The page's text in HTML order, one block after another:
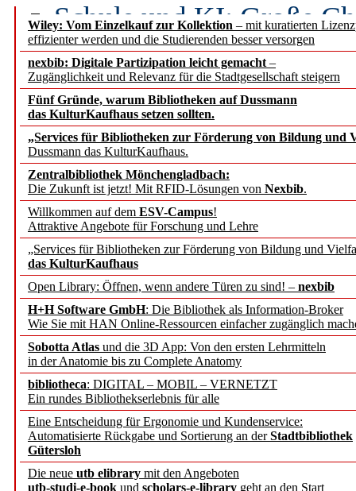
Wiley: Vom Einzelkauf zur Kollektion – mit kuratierten
effizienter werden und die Studierenden besser versorgen
nexbib: Digitale Partizipation leicht gemacht –
Zugänglichkeit und Relevanz für die Stadtgesellschaft steigern
Fünf Gründe, warum Bibliotheken auf Dussmann
das KulturKaufhaus setzen sollten.
„Services für Bibliotheken zur Förderung von Bildung und
Dussmann das KulturKaufhaus.
Zentralbibliothek Mönchengladbach:
Die Zukunft ist jetzt! Mit RFID-Lösungen von Nexbib.
Willkommen auf dem ESV-Campus!
Attraktive Angebote für Forschung und Lehre
„Services für Bibliotheken zur Förderung von Bildung und
das KulturKaufhaus
Open Library: Öffnen, wenn andere Türen zu sind! – nexbib
H+H Software GmbH: Die Bibliothek als Information-Broker
Wie Sie mit HAN Online-Ressourcen einfacher zugänglich
Sobotta Atlas und die 3D App: Von den ersten Lehrmitteln
in der Anatomie bis zu Complete Anatomy
bibliotheca: DIGITAL – MOBIL – VERNETZT
Ein rundes Bibliothekserlebnis für alle
Eine Entscheidung für Ergonomie und Kundenservice:
Automatisierte Rückgabe und Sortierung an derStadtbibliothek
Gütersloh
Die neue utb elibrary mit den Angeboten
utb-studi-e-book und scholars-e-library geht an den Start
Schule und KI: Große
Voraussetzungen
Erfolgreiches erstes
Segment Research –
angepasst
konstruktiv!
Mohr Siebeck
und die Zeitschrift für
Francke Attempto
EBSCO Information
Recherchefunktionen in
Sorbisches Institut neu
Geschichte und